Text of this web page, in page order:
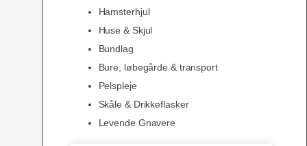
Hamsterhjul
Huse & Skjul
Bundlag
Bure, løbegårde & transport
Pelspleje
Skåle & Drikkeflasker
Levende Gnavere